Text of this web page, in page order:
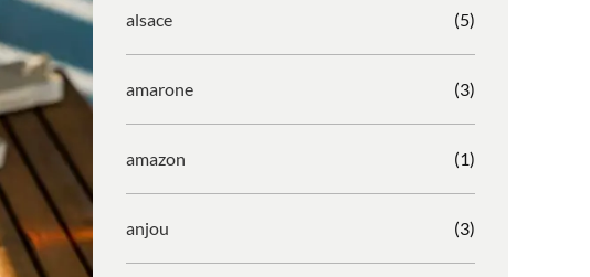
alsace (5)
amarone (3)
amazon (1)
anjou (3)